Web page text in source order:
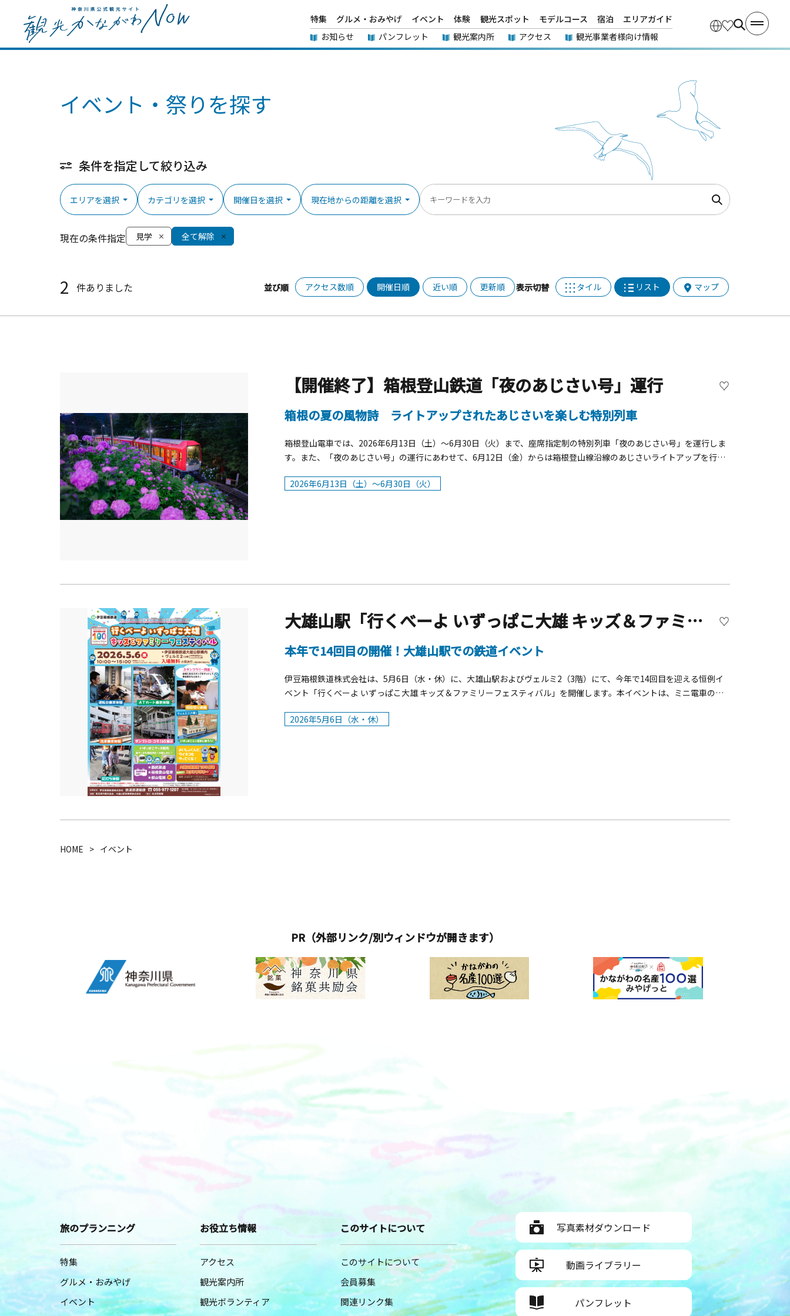
特集 グルメ・おみやげ イベント 体験 観光スポット モデルコース 宿泊
エリアガイド
お知らせ
パンフレット 観光案内所 アクセス 観光事業者様向け情報
イベント・祭りを探す
条件を指定して絞り込み
エリアを選択 カテゴリを選択 開催日を選択 現在地からの距離を選択
現在の条件指定 見学 全て解除
2 件ありました 並び順 アクセス数順 開催日順 近い順 更新順 表示切替 タイル リスト マップ
【開催終了】箱根登山鉄道「夜のあじさい号」運行
箱根の夏の風物詩 ライトアップされたあじさいを楽しむ特別列車
箱根登山電車では、2026年6月13日（土）～6月30日（火）まで、座席指定制の特別列車「夜のあじさい号」を運行しま
す。また、「夜のあじさい号」の運行にあわせて、6月12日（金）からは箱根登山線沿線のあじさいライトアップを行い
車」という名称で親しまれています。 「夜のあじさい号」は沿線に咲くライトアップされたあじさいをお楽しみいただけ
10:00より■座席券発売方法：予約・購入はインターネット発売サイト下段の「箱根ナビ」をご確認ください。※電話で
み① 強羅行は「宮ノ下駅」、箱根湯本行は「塔ノ沢駅」にて記念撮影の時間を設けています。② ライトアップ箇所では
電車内の照明を落として、徐行または停車し、ゆっくりとあじさいをご鑑賞いただけます。③ お土産として、あじさい電
30日（火） ■時間：18：30～22：00 &nbsp;
2026年6月13日（土）～6月30日（火）
大雄山駅「行くべーよ いずっぱこ大雄 キッズ＆ファミリーフェスティバル」【南足柄市】
本年で14回目の開催！大雄山駅での鉄道イベント
伊豆箱根鉄道株式会社は、5月6日（水・休）に、大雄山駅およびヴェルミ2（3階）にて、今年で14回目を迎える恒例イ
ベント「行くべーよ いずっぱこ大雄 キッズ＆ファミリーフェスティバル」を開催します。本イベントは、ミニ電車の運
ベントとして2011年より開催されています。&nbsp;概要■開催日： 2026年5月6日（水・休） 小雨決行（悪天候の場合
立富水小学校の児童が総合学習の授業で作成したスタンプを使用）&nbsp;⑨ 西武鉄道・箱根登山電車・叡山電鉄（初）
2026年5月6日（水・休）
HOME イベント
PR（外部リンク/別ウィンドウが開きます）
旅のプランニング
特集
グルメ・おみやげ
イベント
お役立ち情報
アクセス
観光案内所
観光ボランティア
このサイトについて
このサイトについて
会員募集
関連リンク集
写真素材ダウンロード
動画ライブラリー
パンフレット